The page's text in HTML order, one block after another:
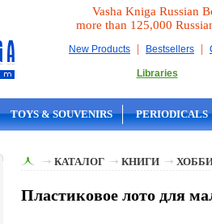
Vasha Kniga Russian
more than 125,000
New Products | Bestsellers |
Libraries
TOYS & SOUVENIRS PERIODICALS
КАТАЛОГ КНИГИ
Пластиковое лото для